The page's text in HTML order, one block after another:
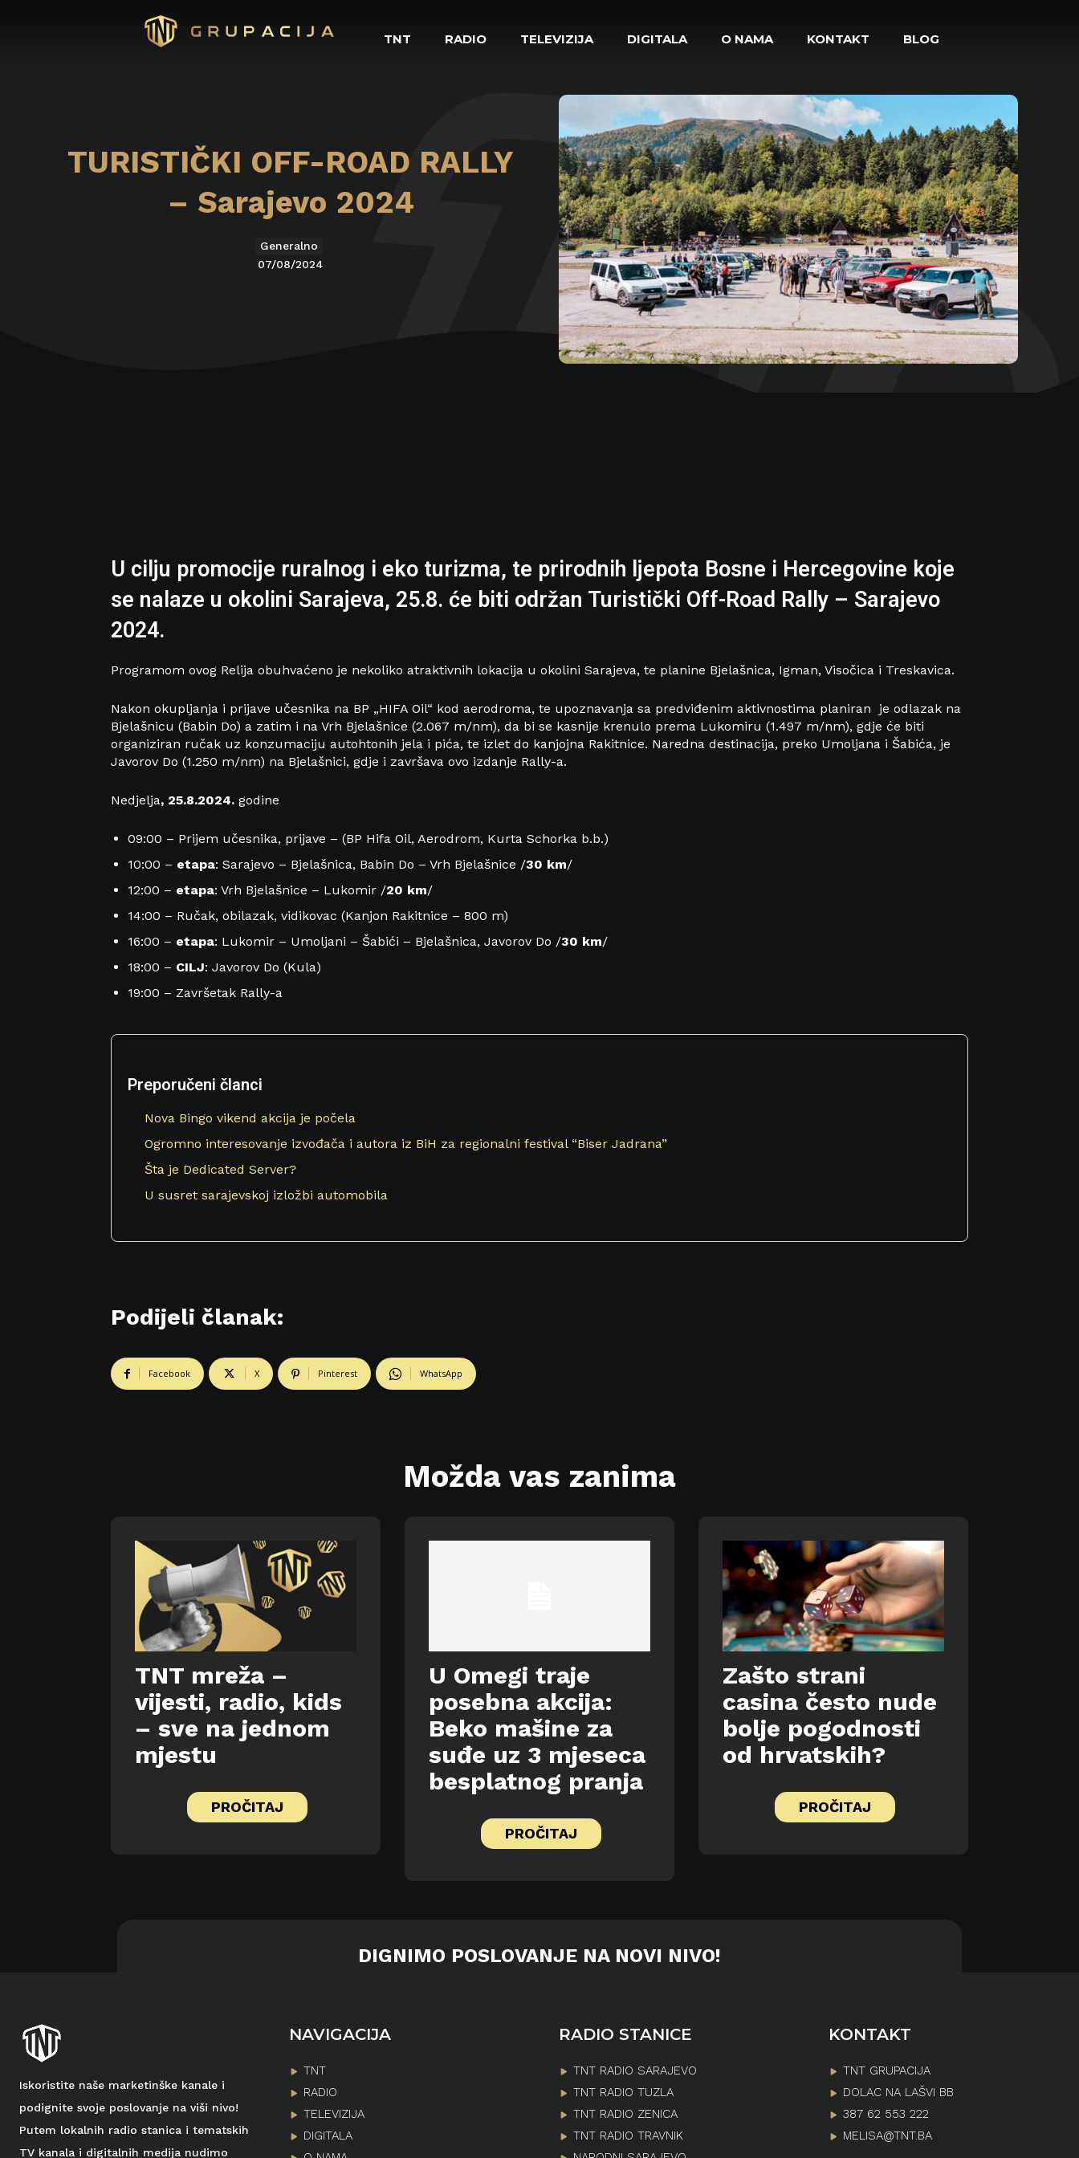
TNT RADIO TELEVIZIJA DIGITALA O NAMA KONTAKT BLOG
TURISTIČKI OFF-ROAD RALLY
– Sarajevo 2024
Generalno
07/08/2024
U cilju promocije ruralnog i eko turizma, te prirodnih ljepota Bosne i Hercegovine koje
se nalaze u okolini Sarajeva, 25.8. će biti održan Turistički Off-Road Rally – Sarajevo
2024.
Programom ovog Relija obuhvaćeno je nekoliko atraktivnih lokacija u okolini Sarajeva, te planine Bjelašnica, Igman, Visočica i Treskavica.
Nakon okupljanja i prijave učesnika na BP „HIFA Oil“ kod aerodroma, te upoznavanja sa predviđenim aktivnostima planiran je odlazak na
Bjelašnicu (Babin Do) a zatim i na Vrh Bjelašnice (2.067 m/nm), da bi se kasnije krenulo prema Lukomiru (1.497 m/nm), gdje će biti
organiziran ručak uz konzumaciju autohtonih jela i pića, te izlet do kanjojna Rakitnice. Naredna destinacija, preko Umoljana i Šabića, je
Javorov Do (1.250 m/nm) na Bjelašnici, gdje i završava ovo izdanje Rally-a.
Nedjelja, 25.8.2024. godine
09:00 – Prijem učesnika, prijave – (BP Hifa Oil, Aerodrom, Kurta Schorka b.b.)
10:00 – etapa: Sarajevo – Bjelašnica, Babin Do – Vrh Bjelašnice /30 km/
12:00 – etapa: Vrh Bjelašnice – Lukomir /20 km/
14:00 – Ručak, obilazak, vidikovac (Kanjon Rakitnice – 800 m)
16:00 – etapa: Lukomir – Umoljani – Šabići – Bjelašnica, Javorov Do /30 km/
18:00 – CILJ: Javorov Do (Kula)
19:00 – Završetak Rally-a
Preporučeni članci
Nova Bingo vikend akcija je počela
Ogromno interesovanje izvođača i autora iz BiH za regionalni festival “Biser Jadrana”
Šta je Dedicated Server?
U susret sarajevskoj izložbi automobila
Podijeli članak:
Facebook X Pinterest WhatsApp
Možda vas zanima
TNT mreža –
vijesti, radio, kids
– sve na jednom
mjestu
PROČITAJ
U Omegi traje
posebna akcija:
Beko mašine za
suđe uz 3 mjeseca
besplatnog pranja
PROČITAJ
Zašto strani
casina često nude
bolje pogodnosti
od hrvatskih?
PROČITAJ
DIGNIMO POSLOVANJE NA NOVI NIVO!
Iskoristite naše marketinške kanale i
podignite svoje poslovanje na viši nivo!
Putem lokalnih radio stanica i tematskih
TV kanala i digitalnih medija nudimo
NAVIGACIJA
TNT
RADIO
TELEVIZIJA
DIGITALA
RADIO STANICE
TNT RADIO SARAJEVO
TNT RADIO TUZLA
TNT RADIO ZENICA
TNT RADIO TRAVNIK
KONTAKT
TNT GRUPACIJA
DOLAC NA LAŠVI BB
387 62 553 222
MELISA@TNT.BA